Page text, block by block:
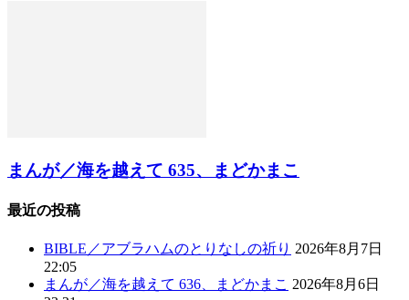
まんが／海を越えて 635、まどかまこ
最近の投稿
BIBLE／アブラハムのとりなしの祈り 2026年8月7日
22:05
まんが／海を越えて 636、まどかまこ 2026年8月6日